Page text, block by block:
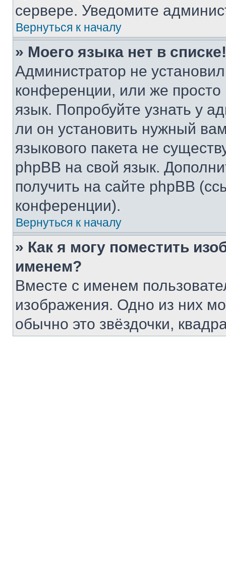
сервере. Уведомите
Вернуться к началу
» Моего языка нет в списке!
Администратор не
конференции, или же
язык. Попробуйте узнать у
ли он установить нужный
языкового пакета не
phpBB на свой язык.
получить на сайте phpBB
конференции).
Вернуться к началу
» Как я могу поместить
именем?
Вместе с именем
изображения. Одно из них
обычно это звёздочки,